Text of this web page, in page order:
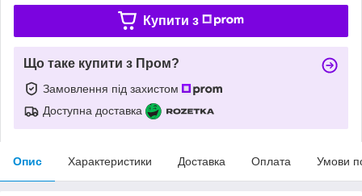
Купити з
Що таке купити з Пром?
Замовлення під захистом
Доступна доставка
Опис Характеристики Доставка Оплата Умови